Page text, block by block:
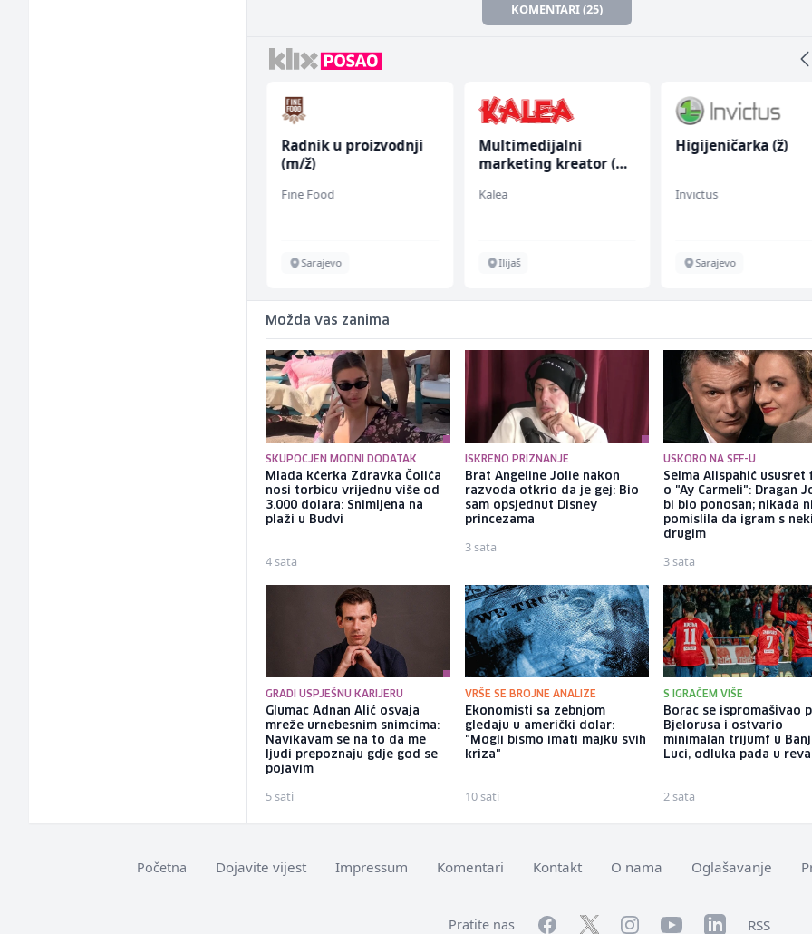
KOMENTARI (25)
Radnik u proizvodnji
(m/ž)
Fine Food
Sarajevo
Multimedijalni
marketing kreator (m/
Kalea
Ilijaš
Higijeničarka (ž)
Invictus
Sarajevo
Možda vas zanima
SKUPOCJEN MODNI DODATAK
Mlađa kćerka Zdravka Čolića
nosi torbicu vrijednu više od
3.000 dolara: Snimljena na
plaži u Budvi
4 sata
ISKRENO PRIZNANJE
Brat Angeline Jolie nakon
razvoda otkrio da je gej: Bio
sam opsjednut Disney
princezama
3 sata
USKORO NA SFF-U
Selma Alispahić ususret
o "Ay Carmeli": Dragan
bi bio ponosan; nikada
pomislila da igram s
drugim
3 sata
GRADI USPJEŠNU KARIJERU
Glumac Adnan Alić osvaja
mreže urnebesnim snimcima:
Navikavam se na to da me
ljudi prepoznaju gdje god se
pojavim
5 sati
VRŠE SE BROJNE ANALIZE
Ekonomisti sa zebnjom
gledaju u američki dolar:
"Mogli bismo imati majku svih
kriza"
10 sati
S IGRAČEM VIŠE
Borac se ispromašivao
Bjelorusa i ostvario
minimalan trijumf u
Luci, odluka pada u
2 sata
Početna Dojavite vijest Impressum Komentari Kontakt O nama Oglašavanje
Pratite nas FacebookTwitterInstagramYouTubeLinkedInRSS